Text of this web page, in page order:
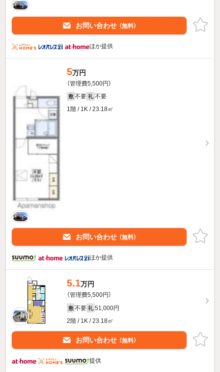
お問い合わせ （無料）
ほか提供
5万円
（管理費5,500円）
敷 不要 礼 不要
1階 / 1K / 23.18㎡
お問い合わせ （無料）
ほか提供
5.1万円
（管理費5,500円）
敷 不要 礼 51,000円
2階 / 1K / 23.18㎡
お問い合わせ （無料）
提供